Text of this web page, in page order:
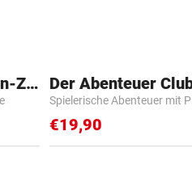
Esschert Kinder Garten-Zubehör Der Abenteuer
Spielerische Abenteuer mit
€19,90